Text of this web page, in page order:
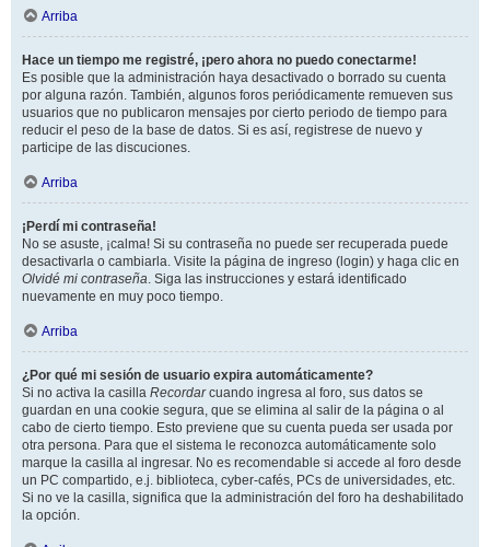
Arriba
Hace un tiempo me registré, ¡pero ahora no puedo conectarme!
Es posible que la administración haya desactivado o borrado su cuenta
por alguna razón. También, algunos foros periódicamente remueven sus
usuarios que no publicaron mensajes por cierto periodo de tiempo para
reducir el peso de la base de datos. Si es así, registrese de nuevo y
participe de las discuciones.
Arriba
¡Perdí mi contraseña!
No se asuste, ¡calma! Si su contraseña no puede ser recuperada puede
desactivarla o cambiarla. Visite la página de ingreso (login) y haga clic en
Olvidé mi contraseña. Siga las instrucciones y estará identificado
nuevamente en muy poco tiempo.
Arriba
¿Por qué mi sesión de usuario expira automáticamente?
Si no activa la casilla Recordarcuando ingresa al foro, sus datos se
guardan en una cookie segura, que se elimina al salir de la página o al
cabo de cierto tiempo. Esto previene que su cuenta pueda ser usada por
otra persona. Para que el sistema le reconozca automáticamente solo
marque la casilla al ingresar. No es recomendable si accede al foro desde
un PC compartido, e.j. biblioteca, cyber-cafés, PCs de universidades, etc.
Si no ve la casilla, significa que la administración del foro ha deshabilitado
la opción.